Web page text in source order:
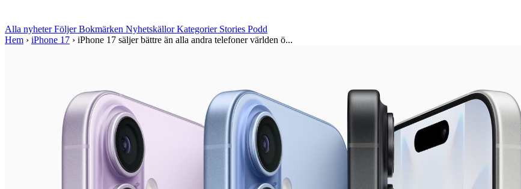
Alla nyheterFöljerBokmärken NyhetskällorKategorier Stories Podd
Hem › iPhone 17 › iPhone 17 säljer bättre än alla andra telefoner världen ö...